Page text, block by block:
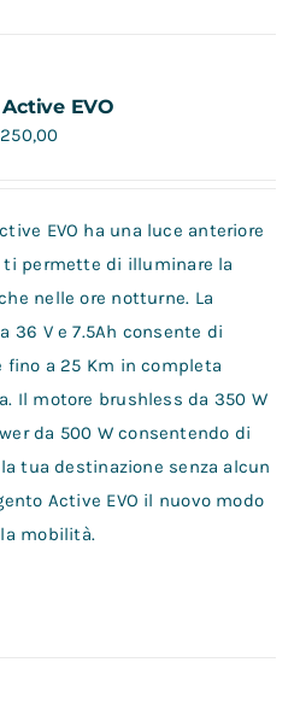
EVO
250,00
EVO ha una luce anteriore
ti permette di illuminare la
nelle ore notturne. La
36 V e 7.5Ah consente di
fino a 25 Km in completa
Il motore brushless da 350 W
da 500 W consentendo di
tua destinazione senza alcun
Active EVO il nuovo modo
mobilità.